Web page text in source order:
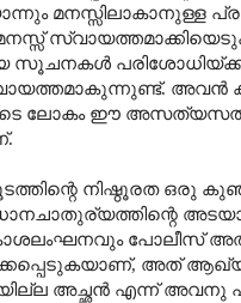
മനസ്സിലാകാനുള്ള
സൂചനകൾ
ലോകം ഈ
.
നിഷ്ഠൂരത ഒരു
പോലീസ്
, അത്
അച്ഛൻ എന്ന് അവനു